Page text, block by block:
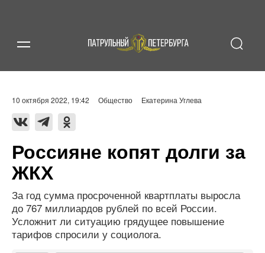
10 октября 2022, 19:42 Общество Екатерина Углева
Россияне копят долги за
ЖКХ
За год сумма просроченной квартплаты выросла
до 767 миллиардов рублей по всей России.
Усложнит ли ситуацию грядущее повышение
тарифов спросили у социолога.